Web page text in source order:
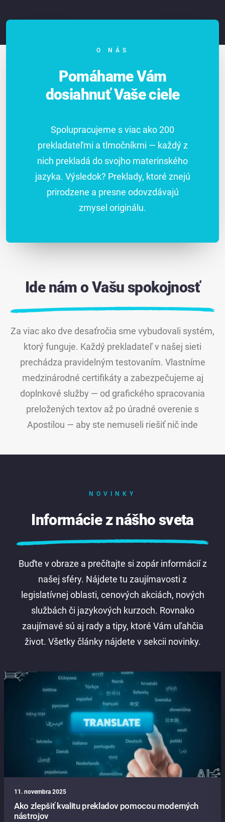
O NÁS
Pomáhame Vám
dosiahnuť Vaše ciele
Spolupracujeme s viac ako 200
prekladateľmi a tlmočníkmi — každý z
nich prekladá do svojho materinského
jazyka. Výsledok? Preklady, ktoré znejú
prirodzene a presne odovzdávajú
zmysel originálu.
Ide nám o Vašu spokojnosť
Za viac ako dve desaťročia sme vybudovali systém,
ktorý funguje. Každý prekladateľ v našej sieti
prechádza pravidelným testovaním. Vlastníme
medzinárodné certifikáty a zabezpečujeme aj
doplnkové služby — od grafického spracovania
preložených textov až po úradné overenie s
Apostilou — aby ste nemuseli riešiť nič inde
NOVINKY
Informácie z nášho sveta
Buďte v obraze a prečítajte si zopár informácií z
našej sféry. Nájdete tu zaujímavosti z
legislatívnej oblasti, cenových akciách, nových
službách či jazykových kurzoch. Rovnako
zaujímavé sú aj rady a tipy, ktoré Vám uľahčia
život. Všetky články nájdete v sekcii novinky.
11. novembra 2025
Ako zlepšiť kvalitu prekladov pomocou moderných
nástrojov